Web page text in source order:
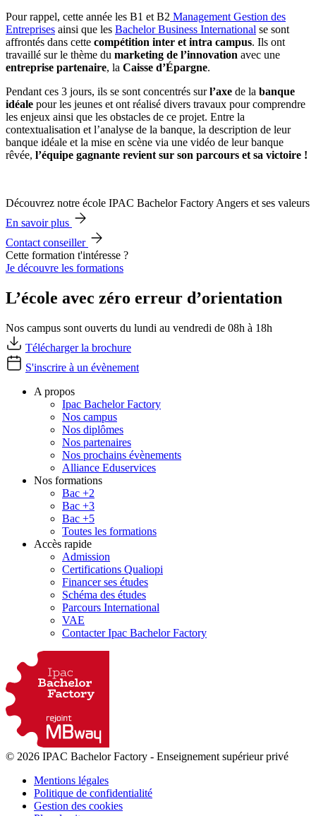
Pour rappel, cette année les B1 et B2 Management Gestion des
Entreprises ainsi que les Bachelor Business International se sont
affrontés dans cette compétition inter et intra campus. Ils ont
travaillé sur le thème du marketing de l’innovation avec une
entreprise partenaire, la Caisse d’Épargne.
Pendant ces 3 jours, ils se sont concentrés surl’axe de la banque
idéale pour les jeunes et ont réalisé divers travaux pour comprendre
les enjeux ainsi que les obstacles de ce projet. Entre la
contextualisation et l’analyse de la banque, la description de leur
banque idéale et la mise en scène via une vidéo de leur banque
rêvée, l’équipe gagnante revient sur son parcours et sa victoire !
Découvrez notre école IPAC Bachelor Factory Angers et ses valeurs
En savoir plus
Contact conseiller
Cette formation t'intéresse ?
Je découvre les formations
L’école avec zéro erreur d’orientation
Nos campus sont ouverts du lundi au vendredi de 08h à 18h
Télécharger la brochure
S'inscrire à un évènement
A propos
Ipac Bachelor Factory
Nos campus
Nos diplômes
Nos partenaires
Nos prochains évènements
Alliance Eduservices
Nos formations
Bac +2
Bac +3
Bac +5
Toutes les formations
Accès rapide
Admission
Certifications Qualiopi
Financer ses études
Schéma des études
Parcours International
VAE
Contacter Ipac Bachelor Factory
© 2026 IPAC Bachelor Factory - Enseignement supérieur privé
Mentions légales
Politique de confidentialité
Gestion des cookies